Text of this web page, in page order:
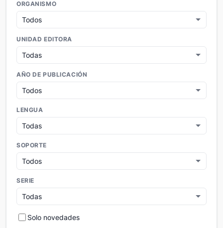
ORGANISMO
UNIDAD EDITORA
AÑO DE PUBLICACIÓN
LENGUA
SOPORTE
SERIE
Solo novedades